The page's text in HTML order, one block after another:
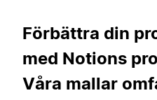
Förbättra din
med Notions
Våra mallar